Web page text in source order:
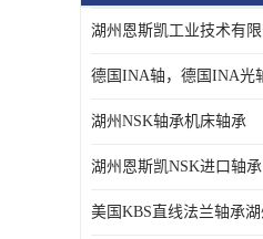
日本NSK进口轴承
德国INA进口轴承
湖州NSK轴承机床轴承
湖州恩斯凯NSK进口轴承